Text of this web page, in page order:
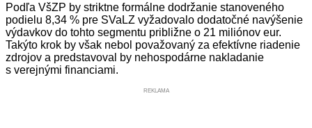
Podľa VšZP by striktne formálne dodržanie stanoveného
podielu 8,34 % pre SVaLZ vyžadovalo dodatočné navýšenie
výdavkov do tohto segmentu približne o 21 miliónov eur.
Takýto krok by však nebol považovaný za efektívne riadenie
zdrojov a predstavoval by nehospodárne nakladanie
s verejnými financiami.
REKLAMA